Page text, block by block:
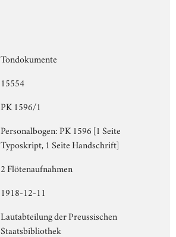
Tondokumente
15554
PK 1596/1
Personalbogen: PK 1596 [1 Seite
Typoskript, 1 Seite Handschrift]
2 Flötenaufnahmen
1918-12-11
Lautabteilung der Preussischen
Staatsbibliothek